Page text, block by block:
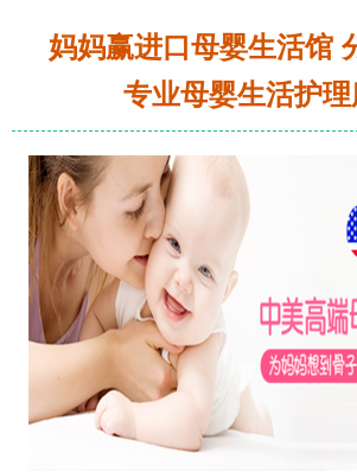
妈妈赢进口母婴生活馆
专业母婴生活护